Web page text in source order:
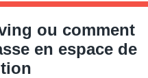
ou comment
en espace de